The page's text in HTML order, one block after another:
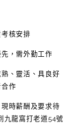
核安排
，需外勤工作
、靈活、具良好
作
時薪酬及要求待
九龍窩打老道54號